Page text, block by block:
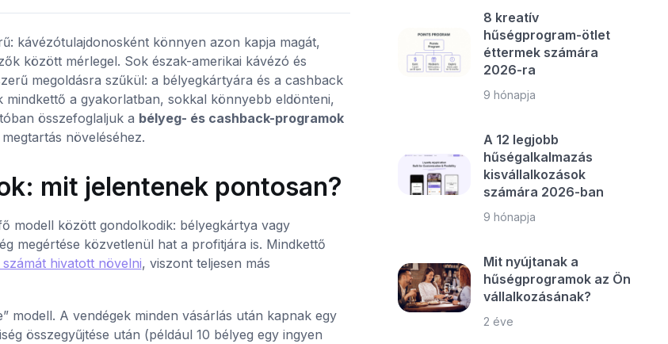
kávézótulajdonosként könnyen azon kapja magát,
között mérlegel. Sok észak-amerikai kávézó és
megoldásra szűkül: a bélyegkártyára és a cashback
a gyakorlatban, sokkal könnyebb eldönteni,
összefoglaljuk a bélyeg- és cashback-programok
növeléséhez.
mit jelentenek pontosan?
modell között gondolkodik: bélyegkártya vagy
megértése közvetlenül hat a profitjára is. Mindkettő
hivatott növelni, viszont teljesen más
modell. A vendégek minden vásárlás után kapnak egy
összegyűjtése után (például 10 bélyeg egy ingyen
8 kreatív
hűségprogram-ötlet
éttermek számára
2026-ra
9 hónapja
A 12 legjobb
hűségalkalmazás
kisvállalkozások
számára 2026-ban
9 hónapja
Mit nyújtanak a
hűségprogramok az Ön
vállalkozásának?
2 éve